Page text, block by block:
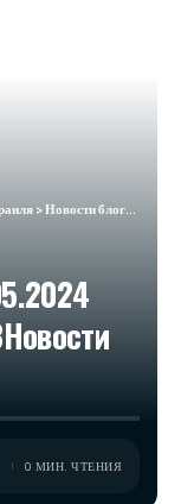
>Новости блогосферы
0 МИН. ЧТЕНИЯ